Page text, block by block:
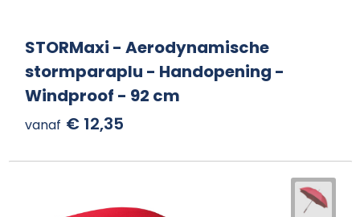
STORMaxi - Aerodynamische
stormparaplu - Handopening -
Windproof - 92 cm
vanaf € 12,35